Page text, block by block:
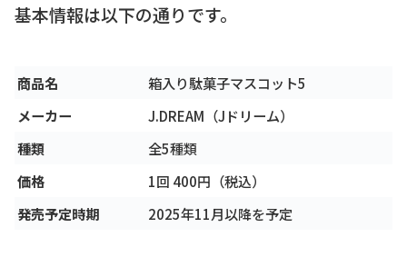
基本情報は以下の通りです。
商品名
箱入り駄菓子マスコット5
メーカー
J.DREAM（Jドリーム）
種類
全5種類
価格
1回 400円（税込）
発売予定時期
2025年11月以降を予定